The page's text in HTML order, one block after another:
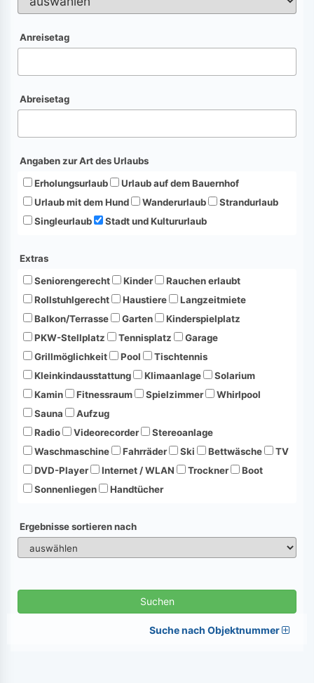
Anreisetag
Abreisetag
Angaben zur Art des Urlaubs
Erholungsurlaub
Urlaub auf dem Bauernhof
Urlaub mit dem Hund
Wanderurlaub
Strandurlaub
Singleurlaub
Stadt und Kultururlaub
Extras
Seniorengerecht
Kinder
Rauchen erlaubt
Rollstuhlgerecht
Haustiere
Langzeitmiete
Balkon/Terrasse
Garten
Kinderspielplatz
PKW-Stellplatz
Tennisplatz
Garage
Grillmöglichkeit
Pool
Tischtennis
Kleinkindausstattung
Klimaanlage
Solarium
Kamin
Fitnessraum Spielzimmer
Whirlpool
Sauna
Aufzug
Radio
Videorecorder
Stereoanlage
Waschmaschine
Fahrräder Ski Bettwäsche
TV
DVD-Player
Internet / WLAN Trockner
Boot
Sonnenliegen
Handtücher
Ergebnisse sortieren nach
Suchen
Suche nach Objektnummer